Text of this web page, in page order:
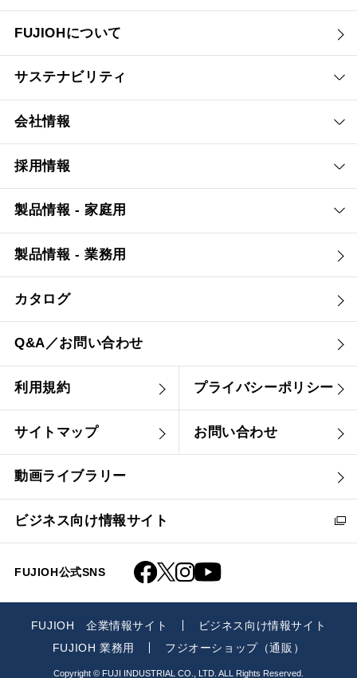
FUJIOHについて
サステナビリティ
会社情報
採用情報
製品情報 - 家庭用
製品情報 - 業務用
カタログ
Q&A／お問い合わせ
利用規約 プライバシーポリシー
サイトマップ お問い合わせ
動画ライブラリー
ビジネス向け情報サイト
FUJIOH公式SNS
FUJIOH 企業情報サイト
ビジネス向け情報サイト
FUJIOH 業務用
フジオーショップ（通販）
Copyright © FUJI INDUSTRIAL CO., LTD. ALL Rights Reserved.